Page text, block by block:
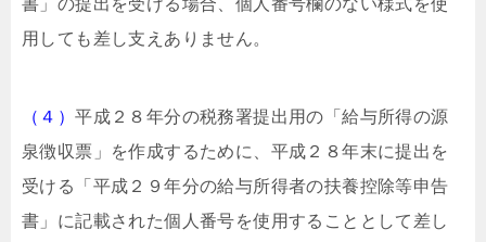
用しても差し支えありません。
（４）平成２８年分の税務署提出用の「給与所得の源
泉徴収票」を作成するために、平成２８年末に提出を
受ける「平成２９年分の給与所得者の扶養控除等申告
書」に記載された個人番号を使用することとして差し